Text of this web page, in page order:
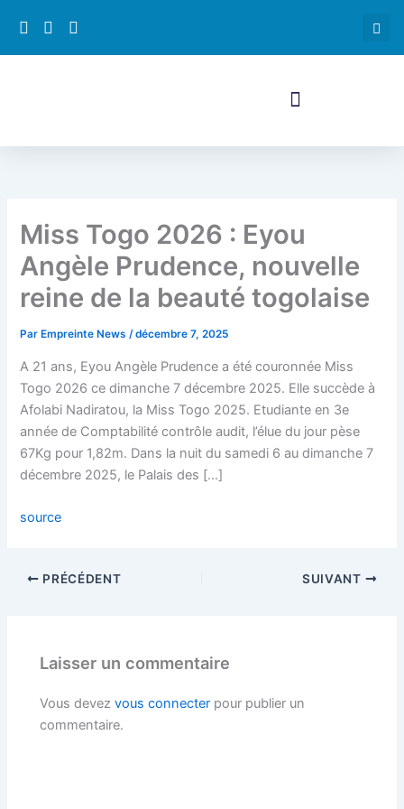
contenu
Miss Togo 2026 : Eyou
Angèle Prudence, nouvelle
reine de la beauté togolaise
Par Empreinte News/décembre 7, 2025
A 21 ans, Eyou Angèle Prudence a été couronnée Miss
Togo 2026 ce dimanche 7 décembre 2025. Elle succède à
Afolabi Nadiratou, la Miss Togo 2025. Etudiante en 3e
année de Comptabilité contrôle audit, l’élue du jour pèse
67Kg pour 1,82m. Dans la nuit du samedi 6 au dimanche 7
décembre 2025, le Palais des […]
source
PRÉCÉDENT SUIVANT
Laisser un commentaire
Vous devezvous connecter pour publier un
commentaire.